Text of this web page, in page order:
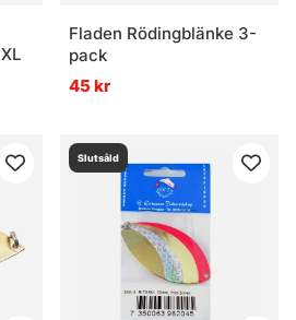
5 stjärnorFladen Rödingblänke 3-
pack
45 kr
Slutsåld